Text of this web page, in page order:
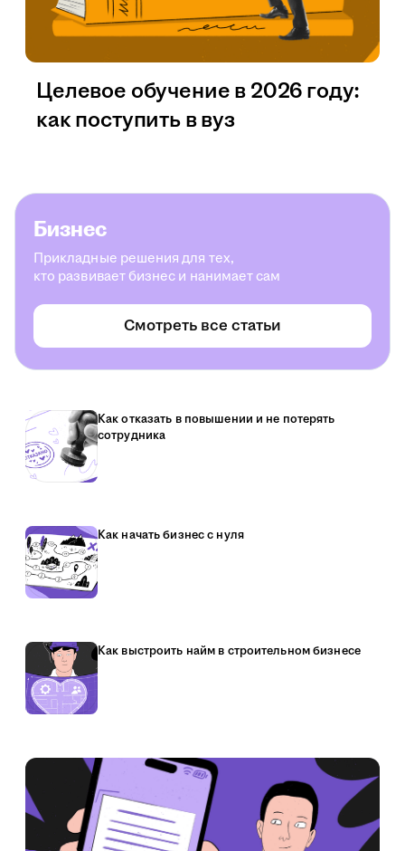
Целевое обучение в 2026 году:
как поступить в вуз
Бизнес
Прикладные решения для тех,
кто развивает бизнес и нанимает сам
Смотреть все статьи
Как отказать в повышении и не потерять
сотрудника
Как начать бизнес с нуля
Как выстроить найм в строительном бизнесе